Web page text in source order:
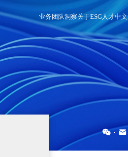
业务团队洞察关于ESG人才中文
中文
EN
日本語